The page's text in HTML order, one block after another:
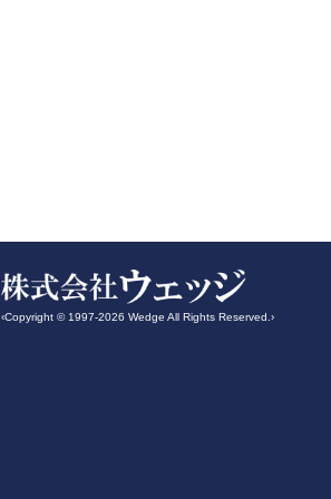
‹Copyright © 1997-2026 Wedge All Rights Reserved.›